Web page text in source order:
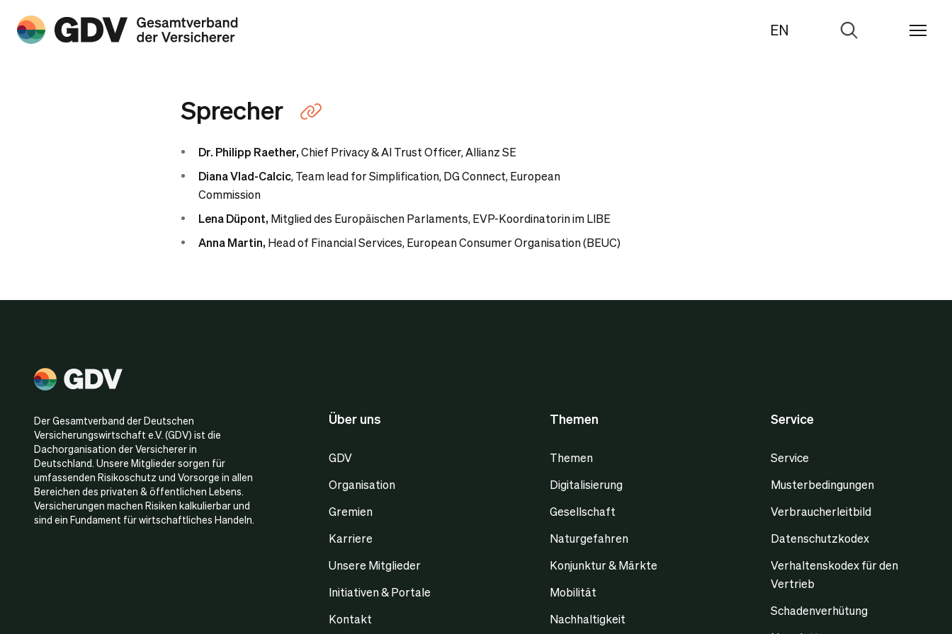
EN
Zur
Sprecher
Dr. Philipp Raether,Chief Privacy & AI Trust Officer, Allianz SE
Diana Vlad-Calcic, Team lead for Simplification, DG Connect, European
Commission
Lena Düpont, Mitglied des Europäischen Parlaments,EVP-Koordinatorin im LIBE
Anna Martin, Head of Financial Services, European Consumer Organisation (BEUC)
Der Gesamtverband der Deutschen
Versicherungswirtschaft e.V. (GDV) ist die
Dachorganisation der Versicherer in
Deutschland. Unsere Mitglieder sorgen für
umfassenden Risikoschutz und Vorsorge in allen
Bereichen des privaten & öffentlichen Lebens.
Versicherungen machen Risiken kalkulierbar und
sind ein Fundament für wirtschaftliches Handeln.
Über uns
GDV
Organisation
Gremien
Karriere
Unsere Mitglieder
Initiativen & Portale
Kontakt
Themen
Themen
Digitalisierung
Gesellschaft
Naturgefahren
Konjunktur & Märkte
Mobilität
Nachhaltigkeit
Service
Service
Musterbedingungen
Verbraucherleitbild
Datenschutzkodex
Verhaltenskodex für den
Vertrieb
Schadenverhütung